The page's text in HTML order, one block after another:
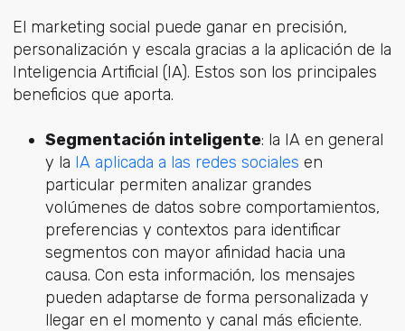
El marketing social puede ganar en precisión,
personalización y escala gracias a la aplicación de la
Inteligencia Artificial (IA). Estos son los principales
beneficios que aporta.
Segmentación inteligente: la IA en general
y la IA aplicada a las redes sociales en
particular permiten analizar grandes
volúmenes de datos sobre comportamientos,
preferencias y contextos para identificar
segmentos con mayor afinidad hacia una
causa. Con esta información, los mensajes
pueden adaptarse de forma personalizada y
llegar en el momento y canal más eficiente.